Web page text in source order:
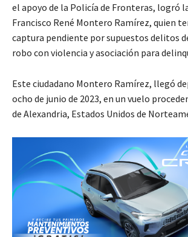
el apoyo de la Policía de Fronteras, logró
Francisco René Montero Ramírez, quien
captura pendiente por supuestos delitos
robo con violencia y asociación para
Este ciudadano Montero Ramírez, llegó
ocho de junio de 2023, en un vuelo
de Alexandria, Estados Unidos de